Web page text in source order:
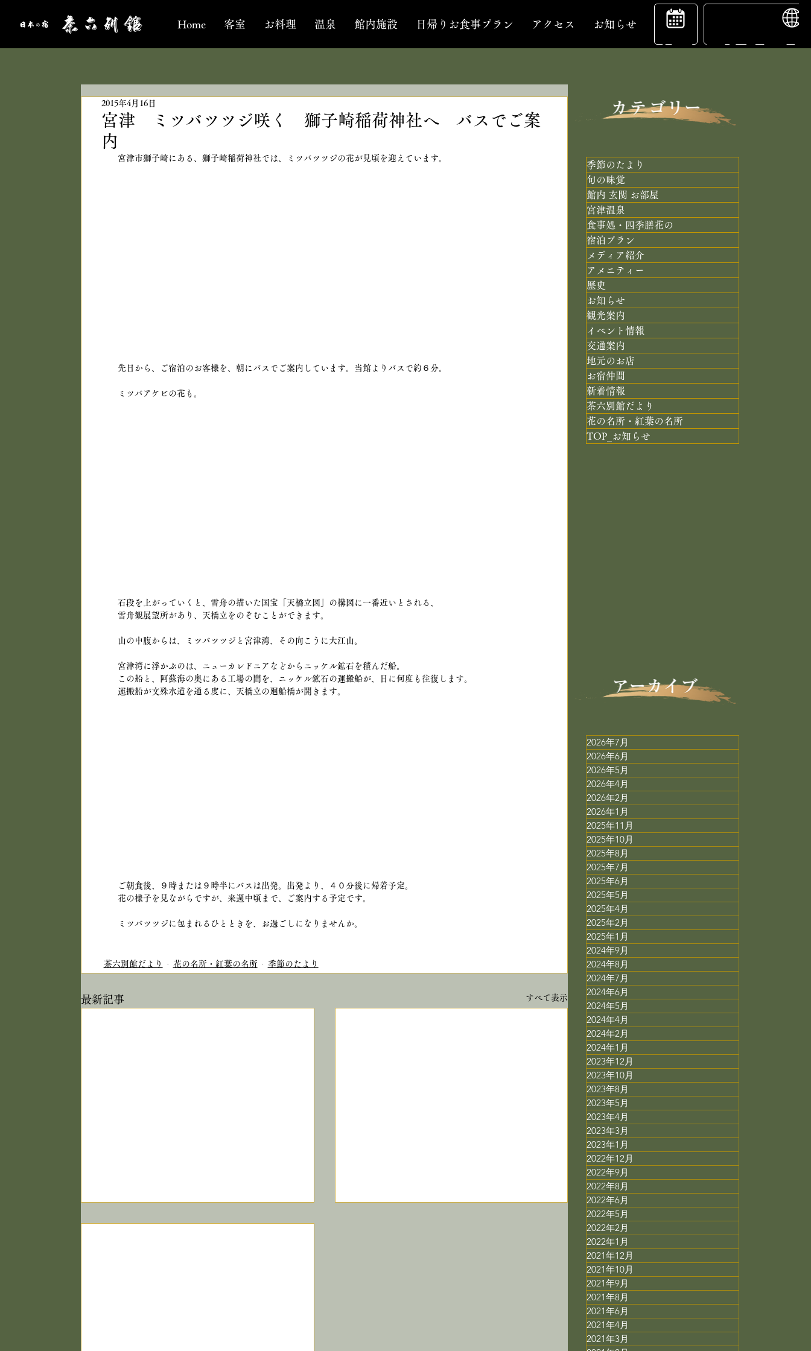
Home 客室 お料理 温泉 館内施設 日帰りお食事プラン アクセス お知らせ
宿
泊
予
約
宮津 ミツバツツジ咲く 獅子崎稲荷神社へ バスでご案
内
2015年4月16日
宮津市獅子崎にある、獅子崎稲荷神社では、ミツバツツジの花が見頃を迎えています。
先日から、ご宿泊のお客様を、朝にバスでご案内しています。当館よりバスで約６分。
ミツバアケビの花も。
石段を上がっていくと、雪舟の描いた国宝「天橋立図」の構図に一番近いとされる、
雪舟観展望所があり、天橋立をのぞむことができます。
山の中腹からは、ミツバツツジと宮津湾、その向こうに大江山。
宮津湾に浮かぶのは、ニューカレドニアなどからニッケル鉱石を積んだ船。
この船と、阿蘇海の奥にある工場の間を、ニッケル鉱石の運搬船が、日に何度も往復します。
運搬船が文殊水道を通る度に、天橋立の廻船橋が開きます。
ご朝食後、９時または９時半にバスは出発。出発より、４０分後に帰着予定。
花の様子を見ながらですが、来週中頃まで、ご案内する予定です。
ミツバツツジに包まれるひとときを、お過ごしになりませんか。
茶六別館だより 花の名所・紅葉の名所 季節のたより
最新記事 すべて表示
2026年7月
2026年6月
2026年5月
2026年4月
2026年2月
2026年1月
2025年11月
2025年10月
2025年8月
2025年7月
2025年6月
2025年5月
2025年4月
2025年2月
2025年1月
2024年9月
2024年8月
2024年7月
2024年6月
2024年5月
2024年4月
2024年2月
2024年1月
2023年12月
2023年10月
2023年8月
2023年5月
2023年4月
2023年3月
2023年1月
2022年12月
2022年9月
2022年8月
2022年6月
2022年5月
2022年2月
2022年1月
2021年12月
2021年10月
2021年9月
2021年8月
2021年6月
2021年4月
2021年3月
季節のたより
旬の味覚
館内 玄関 お部屋
宮津温泉
食事処・四季膳花の
宿泊プラン
メディア紹介
アメニティー
歴史
お知らせ
観光案内
イベント情報
交通案内
地元のお店
お宿仲間
新着情報
茶六別館だより
花の名所・紅葉の名所
TOP_お知らせ